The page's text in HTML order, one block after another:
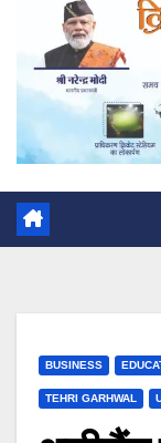
BUSINESS
TEHRI GARHWAL